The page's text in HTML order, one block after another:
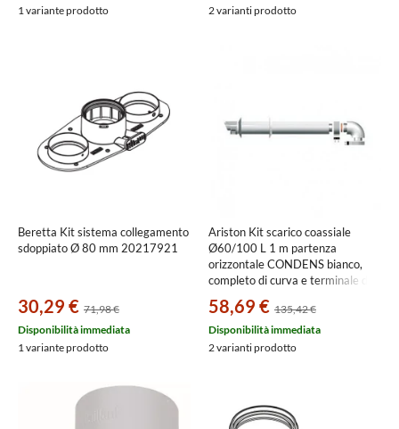
1 variante prodotto
2 varianti prodotto
Beretta Kit sistema collegamento
sdoppiato Ø 80 mm 20217921
30,29 € 71,98 €
Disponibilità immediata
1 variante prodotto
Ariston Kit scarico coassiale
Ø60/100 L 1 m partenza
orizzontale CONDENS bianco,
completo di curva e terminale di
58,69 € 135,42 €
Disponibilità immediata
2 varianti prodotto